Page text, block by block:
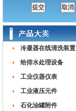
冷凝器在线清洗装置
给排水处理设备
工业仪器仪表
工业液压元件
石化油罐附件